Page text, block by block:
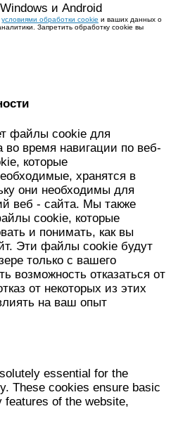
и Android
условиями обработки cookie и ваших данных о
Запретить обработку cookie вы
файлы cookie для
время навигации по веб-
которые
хранятся в
они необходимы для
веб - сайта. Мы также
cookie, которые
и понимать, как вы
Эти файлы cookie будут
только с вашего
возможность отказаться от
от некоторых из этих
на ваш опыт
essential for the
These cookies ensure basic
of the website,